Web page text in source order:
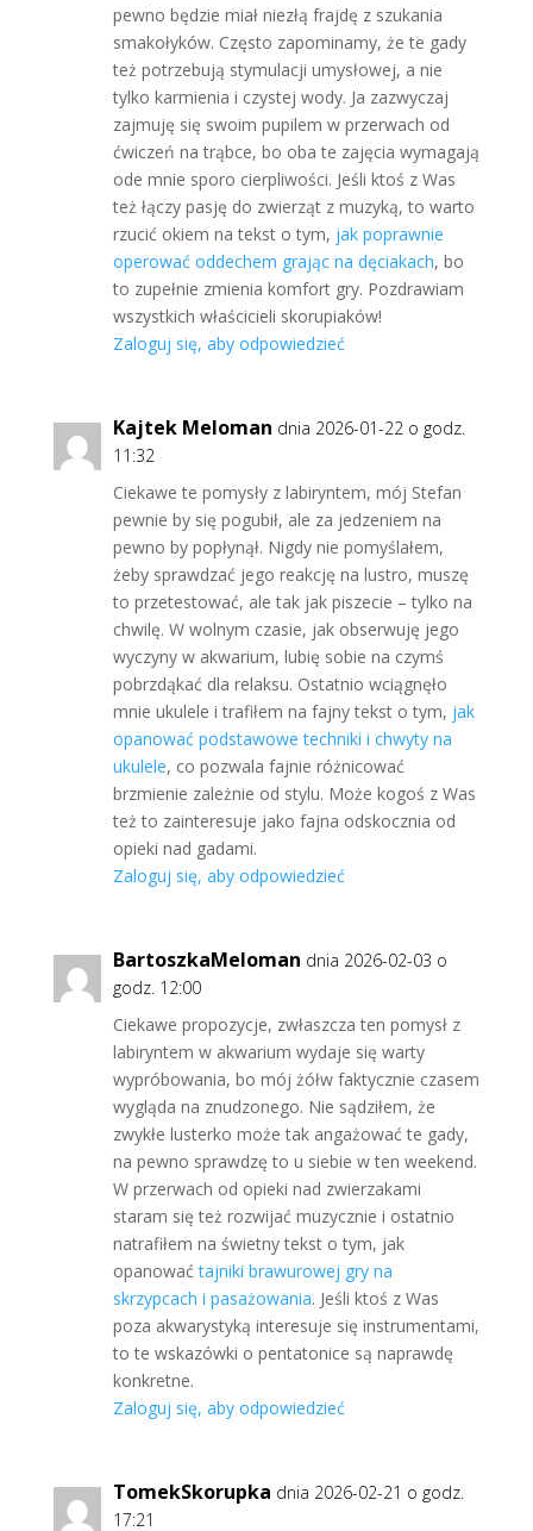
pewno będzie miał niezłą frajdę z szukania
smakołyków. Często zapominamy, że te gady
też potrzebują stymulacji umysłowej, a nie
tylko karmienia i czystej wody. Ja zazwyczaj
zajmuję się swoim pupilem w przerwach od
ćwiczeń na trąbce, bo oba te zajęcia wymagają
ode mnie sporo cierpliwości. Jeśli ktoś z Was
też łączy pasję do zwierząt z muzyką, to warto
rzucić okiem na tekst o tym, jak poprawnie
operować oddechem grając na dęciakach, bo
to zupełnie zmienia komfort gry. Pozdrawiam
wszystkich właścicieli skorupiaków!
Zaloguj się, aby odpowiedzieć
Kajtek Meloman dnia 2026-01-22 o godz.
11:32
Ciekawe te pomysły z labiryntem, mój Stefan
pewnie by się pogubił, ale za jedzeniem na
pewno by popłynął. Nigdy nie pomyślałem,
żeby sprawdzać jego reakcję na lustro, muszę
to przetestować, ale tak jak piszecie – tylko na
chwilę. W wolnym czasie, jak obserwuję jego
wyczyny w akwarium, lubię sobie na czymś
pobrzdąkać dla relaksu. Ostatnio wciągnęło
mnie ukulele i trafiłem na fajny tekst o tym, jak
opanować podstawowe techniki i chwyty na
ukulele, co pozwala fajnie różnicować
brzmienie zależnie od stylu. Może kogoś z Was
też to zainteresuje jako fajna odskocznia od
opieki nad gadami.
Zaloguj się, aby odpowiedzieć
BartoszkaMeloman dnia 2026-02-03 o
godz. 12:00
Ciekawe propozycje, zwłaszcza ten pomysł z
labiryntem w akwarium wydaje się warty
wypróbowania, bo mój żółw faktycznie czasem
wygląda na znudzonego. Nie sądziłem, że
zwykłe lusterko może tak angażować te gady,
na pewno sprawdzę to u siebie w ten weekend.
W przerwach od opieki nad zwierzakami
staram się też rozwijać muzycznie i ostatnio
natrafiłem na świetny tekst o tym, jak
opanowaćtajniki brawurowej gry na
skrzypcach i pasażowania. Jeśli ktoś z Was
poza akwarystyką interesuje się instrumentami,
to te wskazówki o pentatonice są naprawdę
konkretne.
Zaloguj się, aby odpowiedzieć
TomekSkorupka dnia 2026-02-21 o godz.
17:21